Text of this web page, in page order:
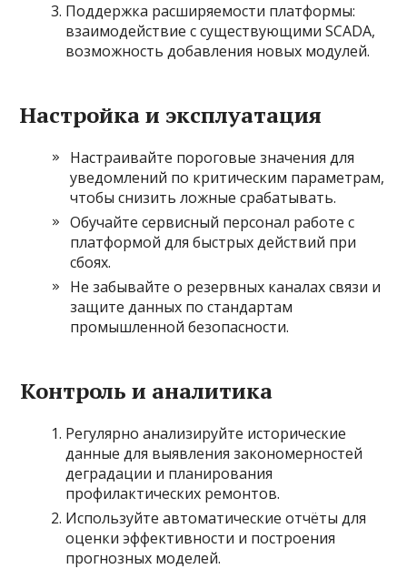
Поддержка расширяемости платформы:
взаимодействие с существующими SCADA,
возможность добавления новых модулей.
Настройка и эксплуатация
Настраивайте пороговые значения для
уведомлений по критическим параметрам,
чтобы снизить ложные срабатывать.
Обучайте сервисный персонал работе с
платформой для быстрых действий при
сбоях.
Не забывайте о резервных каналах связи и
защите данных по стандартам
промышленной безопасности.
Контроль и аналитика
Регулярно анализируйте исторические
данные для выявления закономерностей
деградации и планирования
профилактических ремонтов.
Используйте автоматические отчёты для
оценки эффективности и построения
прогнозных моделей.